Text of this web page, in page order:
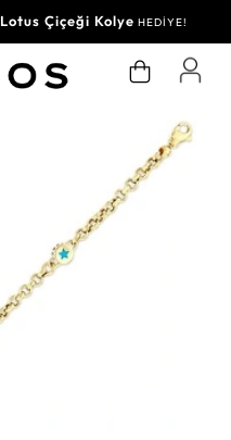
Lotus Çiçeği Kolye HEDİYE!